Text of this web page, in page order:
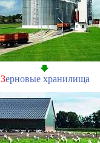
Зерновые хранилища